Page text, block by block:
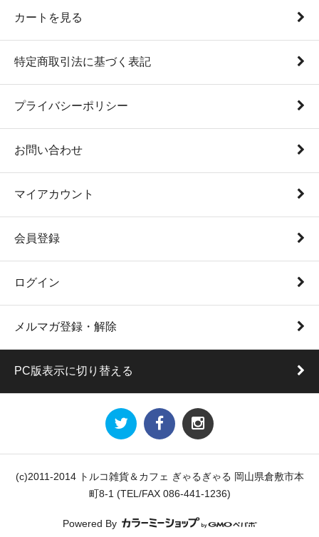
カートを見る
特定商取引法に基づく表記
プライバシーポリシー
お問い合わせ
マイアカウント
会員登録
ログイン
メルマガ登録・解除
PC版表示に切り替える
(c)2011-2014 トルコ雑貨＆カフェ ぎゃるぎゃる 岡山県倉敷市本
町8-1 (TEL/FAX 086-441-1236)
Powered By